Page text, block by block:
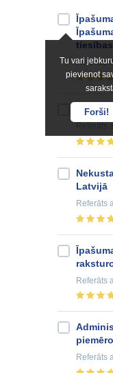
Tu vari
pievienot
Forši!
tiesības
Referāts
Latvijā
Referāts
Referāts
Referāts